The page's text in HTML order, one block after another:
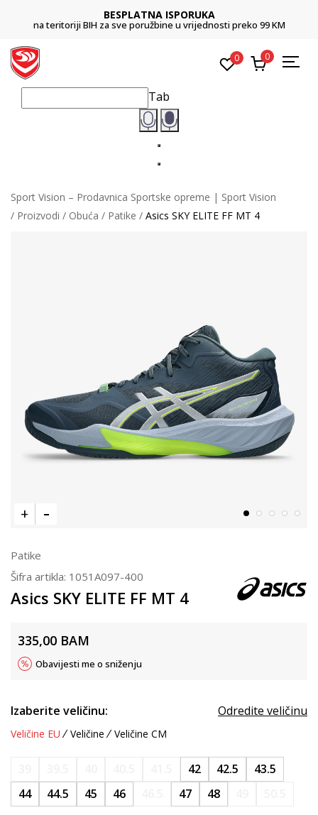
BESPLATNA ISPORUKA
na teritoriji BIH za sve poružbine u vrijednosti preko 99 KM
0 0
Tab
Sport Vision – Prodavnica Sportske opreme | Sport Vision
Proizvodi
Obuća Patike Asics SKY ELITE FF MT 4
Patike
Šifra artikla: 1051A097-400
Asics SKY ELITE FF MT 4
335,00 BAM
Obavijesti me o sniženju
Izaberite veličinu: Odredite veličinu
Veličine EU Veličine Veličine CM
42 42.5
43.5
44
44.5 45 46 47 48